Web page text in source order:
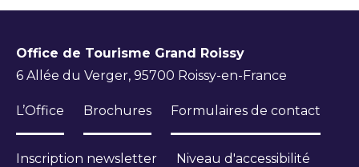
Office de Tourisme Grand Roissy
6 Allée du Verger, 95700 Roissy-en-France
L’Office Brochures Formulaires de contact
Inscription newsletter Niveau d'accessibilité